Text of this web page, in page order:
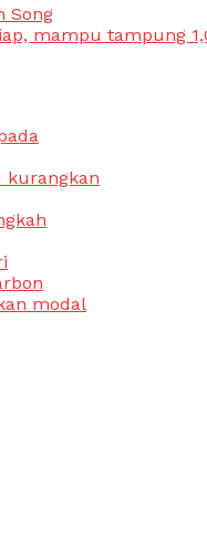
Song
mampu tampung
kurangkan
modal